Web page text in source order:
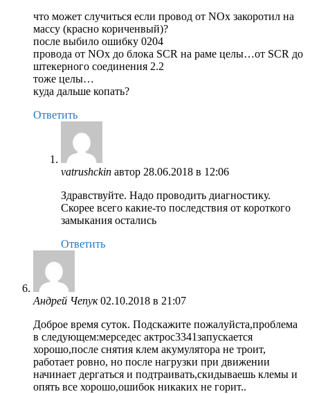
что может случиться если провод от NOx закоротил на
массу (красно кориченвый)?
после выбило ошибку 0204
провода от NOx до блока SCR на раме целы…от SCR до
штекерного соединения 2.2
тоже целы…
куда дальше копать?
Ответить
vatrushckin автор 28.06.2018 в 12:06
Здравствуйте. Надо проводить диагностику.
Скорее всего какие-то последствия от короткого
замыкания остались
Ответить
Андрей Чепук 02.10.2018 в 21:07
Доброе время суток. Подскажите пожалуйста,проблема
в следующем:мерседес актрос3341запускается
хорошо,после снятия клем акумулятора не троит,
работает ровно, но после нагрузки при движении
начинает дергаться и подтраивать,скидываешь клемы и
опять все хорошо,ошибок никаких не горит..